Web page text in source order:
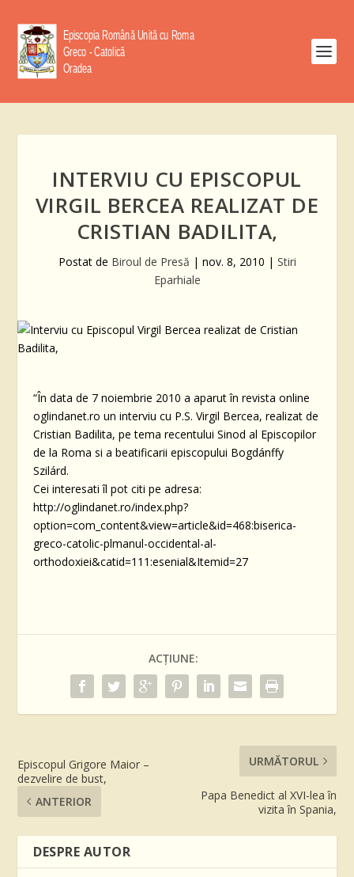
INTERVIU CU EPISCOPUL
VIRGIL BERCEA REALIZAT DE
CRISTIAN BADILITA,
Postat de Biroul de Presă | nov. 8, 2010 | Stiri
Eparhiale
“În data de 7 noiembrie 2010 a aparut în revista online
oglindanet.ro un interviu cu P.S. Virgil Bercea, realizat de
Cristian Badilita, pe tema recentului Sinod al Episcopilor
de la Roma si a beatificarii episcopului Bogdánffy
Szilárd.
Cei interesati îl pot citi pe adresa:
http://oglindanet.ro/index.php?
option=com_content&view=article&id=468:biserica-
greco-catolic-plmanul-occidental-al-
orthodoxiei&catid=111:esenial&Itemid=27
ACȚIUNE:
Episcopul Grigore Maior –
dezvelire de bust,
ANTERIOR
URMĂTORUL
Papa Benedict al XVI-lea în
vizita în Spania,
DESPRE AUTOR